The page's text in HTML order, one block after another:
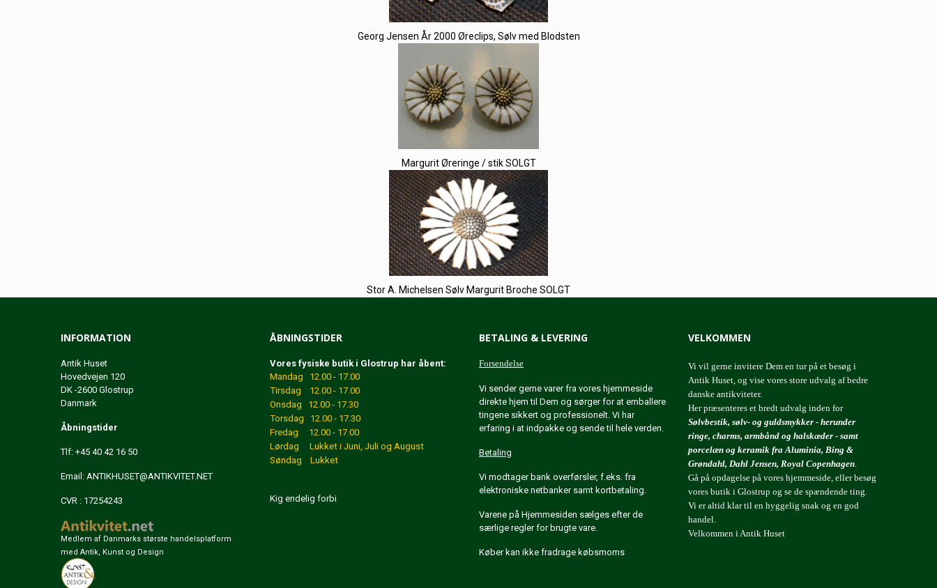
Georg Jensen År 2000 Øreclips, Sølv med Blodsten
Margurit Øreringe / stik SOLGT
Stor A. Michelsen Sølv Margurit Broche SOLGT
INFORMATION
Antik Huset
Hovedvejen 120
DK -2600 Glostrup
Danmark
Åbningstider
Tlf: +45 40 42 16 50
Email: ANTIKHUSET@ANTIKVITET.NET
CVR : 17254243
Medlem af Danmarks største handelsplatform
med Antik, Kunst og Design
ÅBNINGSTIDER
Vores fysiske butik i Glostrup har åbent:
Mandag 12.00 - 17.00
Tirsdag 12.00 - 17.00
Onsdag 12.00 - 17.30
Torsdag 12.00 - 17.30
Fredag 12.00 - 17.00
Lørdag Lukket i Juni, Juli og August
Søndag Lukket
Kig endelig forbi
BETALING & LEVERING
Forsendelse
Vi sender gerne varer fra vores hjemmeside
direkte hjem til Dem og sørger for at emballere
tingene sikkert og professionelt. Vi har
erfaring i at indpakke og sende til hele verden.
Betaling
Vi modtager bank overførsler, f.eks. fra
elektroniske netbanker samt kortbetaling.
Varene på Hjemmesiden sælges efter de
særlige regler for brugte vare.
Køber kan ikke fradrage købsmoms
VELKOMMEN
Vi vil gerne invitere Dem en tur på et besøg i
Antik Huset, og vise vores store udvalg af bedre
danske antikviteter.
Her præsenteres et bredt udvalg inden for
Sølvbestik, sølv- og guldsmykker - herunder
ringe, charms, armbånd og halskæder - samt
porcelæn og keramik fra Aluminia, Bing &
Grøndahl, Dahl Jensen, Royal Copenhagen.
Gå på opdagelse på vores hjemmeside, eller besøg
vores butik i Glostrup og se de spændende ting.
Vi er altid klar til en hyggelig snak og en god
handel.
Velkommen i Antik Huset